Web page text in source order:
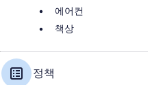
에어컨
책상
정책